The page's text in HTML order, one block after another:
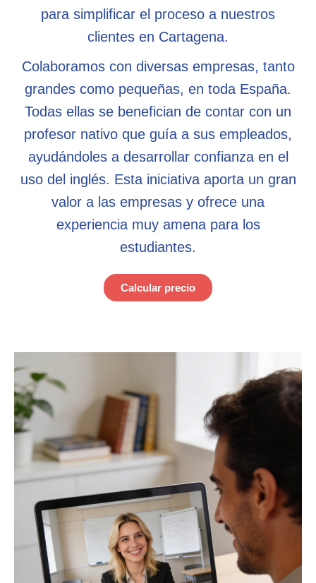
para simplificar el proceso a nuestros
clientes en Cartagena.
Colaboramos con diversas empresas, tanto
grandes como pequeñas, en toda España.
Todas ellas se benefician de contar con un
profesor nativo que guía a sus empleados,
ayudándoles a desarrollar confianza en el
uso del inglés. Esta iniciativa aporta un gran
valor a las empresas y ofrece una
experiencia muy amena para los
estudiantes.
Calcular precio